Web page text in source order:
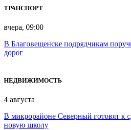
ТРАНСПОРТ
вчера, 09:00
В Благовещенске подрядчикам
дорог
НЕДВИЖИМОСТЬ
4 августа
В микрорайоне Северный готовят к
новую школу